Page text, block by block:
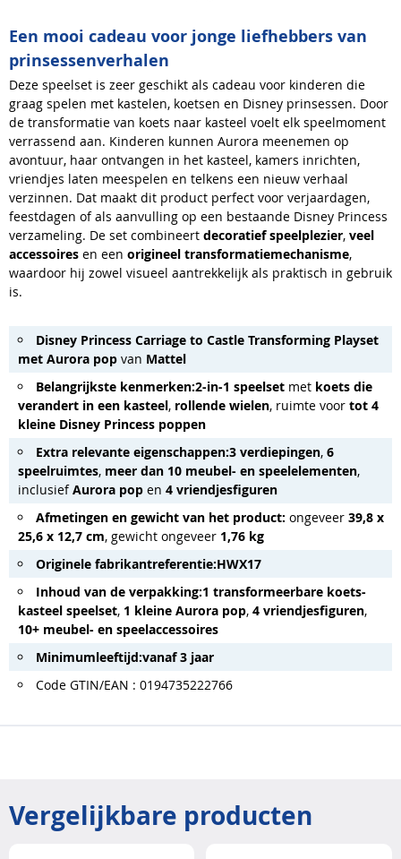
Een mooi cadeau voor jonge liefhebbers van
prinsessenverhalen
Deze speelset is zeer geschikt als cadeau voor kinderen die
graag spelen met kastelen, koetsen en Disney prinsessen. Door
de transformatie van koets naar kasteel voelt elk speelmoment
verrassend aan. Kinderen kunnen Aurora meenemen op
avontuur, haar ontvangen in het kasteel, kamers inrichten,
vriendjes laten meespelen en telkens een nieuw verhaal
verzinnen. Dat maakt dit product perfect voor verjaardagen,
feestdagen of als aanvulling op een bestaande Disney Princess
verzameling. De set combineert decoratief speelplezier, veel
accessoires en een origineel transformatiemechanisme,
waardoor hij zowel visueel aantrekkelijk als praktisch in gebruik
is.
Disney Princess Carriage to Castle Transforming Playset
met Aurora pop van Mattel
Belangrijkste kenmerken:2-in-1 speelset met koets die
verandert in een kasteel, rollende wielen, ruimte voor tot 4
kleine Disney Princess poppen
Extra relevante eigenschappen:3 verdiepingen, 6
speelruimtes, meer dan 10 meubel- en speelelementen,
inclusiefAurora pop en 4 vriendjesfiguren
Afmetingen en gewicht van het product: ongeveer 39,8 x
25,6 x 12,7 cm, gewicht ongeveer 1,76 kg
Originele fabrikantreferentie:HWX17
Inhoud van de verpakking:1 transformeerbare koets-
kasteel speelset, 1 kleine Aurora pop, 4 vriendjesfiguren,
10+ meubel- en speelaccessoires
Minimumleeftijd:vanaf 3 jaar
Code GTIN/EAN : 0194735222766
Vergelijkbare producten